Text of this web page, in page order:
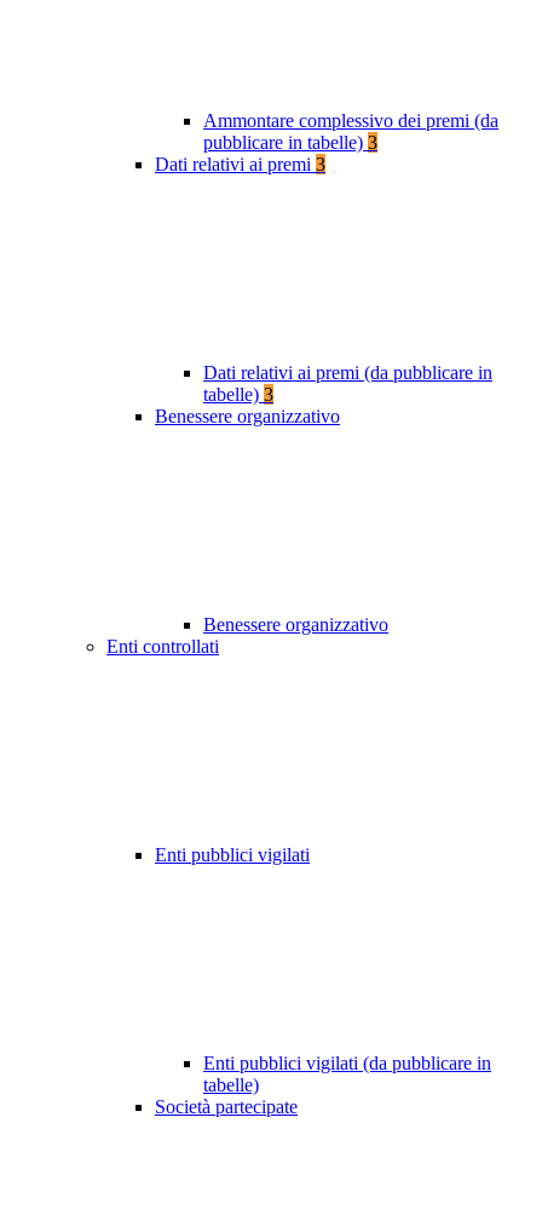
Ammontare complessivo dei premi (da
pubblicare in tabelle) 3
Dati relativi ai premi 3
Dati relativi ai premi (da pubblicare in
tabelle) 3
Benessere organizzativo
Benessere organizzativo
Enti controllati
Enti pubblici vigilati
Enti pubblici vigilati (da pubblicare in
tabelle)
Società partecipate